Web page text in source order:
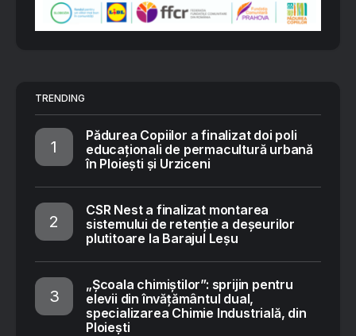
TRENDING
Pădurea Copiilor a finalizat doi poli
educaționali de permacultură urbană
în Ploiești și Urziceni
CSR Nest a finalizat montarea
sistemului de retenție a deșeurilor
plutitoare la Barajul Leșu
„Școala chimiștilor”: sprijin pentru
elevii din învățământul dual,
specializarea Chimie Industrială, din
Ploiești